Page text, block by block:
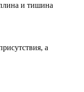
и тишина
а